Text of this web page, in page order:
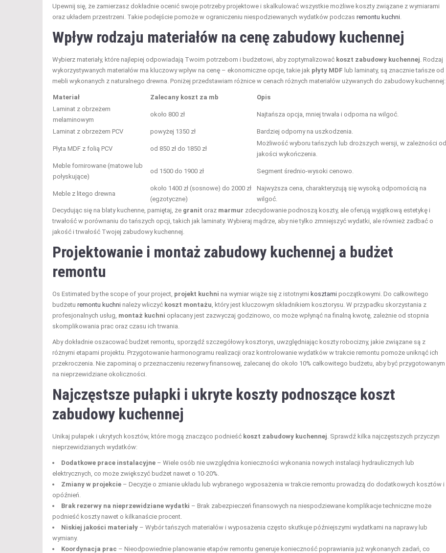
Upewnij się, że zamierzasz dokładnie ocenić swoje potrzeby projektowe i skalkulować wszystkie możliwe koszty związane z wymiarami
oraz układem przestrzeni. Takie podejście pomoże w ograniczeniu niespodziewanych wydatków podczas remontu kuchni.
Wpływ rodzaju materiałów na cenę zabudowy kuchennej
Wybierz materiały, które najlepiej odpowiadają Twoim potrzebom i budżetowi, aby zoptymalizować koszt zabudowy kuchennej. Rodzaj
wykorzystywanych materiałów ma kluczowy wpływ na cenę – ekonomiczne opcje, takie jak płyty MDF lub laminaty, są znacznie tańsze od
mebli wykonanych z naturalnego drewna. Poniżej przedstawiam różnice w cenach różnych materiałów używanych do zabudowy kuchennej:
Materiał Zalecany koszt za mb
Opis
Laminat z obrzeżem
melaminowym
około 800 zł Najtańsza opcja, mniej trwała i odporna na wilgoć.
Laminat z obrzeżem PCV powyżej 1350 zł Bardziej odporny na uszkodzenia.
Płyta MDF z folią PCV od 850 zł do 1850 zł
Możliwość wyboru tańszych lub droższych wersji, w zależności od
jakości wykończenia.
Meble fornirowane (matowe lub
połyskujące)
od 1500 do 1900 zł Segment średnio-wysoki cenowo.
Meble z litego drewna
około 1400 zł (sosnowe) do 2000 zł
(egzotyczne)
Najwyższa cena, charakteryzują się wysoką odpornością na
wilgoć.
Decydując się na blaty kuchenne, pamiętaj, że granit oraz marmur zdecydowanie podnoszą koszty, ale oferują wyjątkową estetykę i
trwałość w porównaniu do tańszych opcji, takich jak laminaty. Wybieraj mądrze, aby nie tylko zmniejszyć wydatki, ale również zadbać o
jakość i trwałość Twojej zabudowy kuchennej.
Projektowanie i montaż zabudowy kuchennej a budżet
remontu
Os Estimated by the scope of your project, projekt kuchni na wymiar wiąże się z istotnymi kosztami początkowymi. Do całkowitego
budżetu remontu kuchni należy wliczyć koszt montażu, który jest kluczowym składnikiem kosztorysu. W przypadku skorzystania z
profesjonalnych usług, montaż kuchni opłacany jest zazwyczaj godzinowo, co może wpłynąć na finalną kwotę, zależnie od stopnia
skomplikowania prac oraz czasu ich trwania.
Aby dokładnie oszacować budżet remontu, sporządź szczegółowy kosztorys, uwzględniając koszty robocizny, jakie związane są z
różnymi etapami projektu. Przygotowanie harmonogramu realizacji oraz kontrolowanie wydatków w trakcie remontu pomoże uniknąć ich
przekroczenia. Nie zapominaj o przeznaczeniu rezerwy finansowej, zalecanej do około 10% całkowitego budżetu, aby być przygotowanym
na nieprzewidziane okoliczności.
Najczęstsze pułapki i ukryte koszty podnoszące koszt
zabudowy kuchennej
Unikaj pułapek i ukrytych kosztów, które mogą znacząco podnieść koszt zabudowy kuchennej. Sprawdź kilka najczęstszych przyczyn
nieprzewidzianych wydatków:
Dodatkowe prace instalacyjne – Wiele osób nie uwzględnia konieczności wykonania nowych instalacji hydraulicznych lub
elektrycznych, co może zwiększyć budżet nawet o 10-20%.
Zmiany w projekcie – Decyzje o zmianie układu lub wybranego wyposażenia w trakcie remontu prowadzą do dodatkowych kosztów i
opóźnień.
Brak rezerwy na nieprzewidziane wydatki – Brak zabezpieczeń finansowych na niespodziewane komplikacje techniczne może
podnieść koszty nawet o kilkanaście procent.
Niskiej jakości materiały – Wybór tańszych materiałów i wyposażenia często skutkuje późniejszymi wydatkami na naprawy lub
wymiany.
Koordynacja prac – Nieodpowiednie planowanie etapów remontu generuje konieczność poprawiania już wykonanych zadań, co